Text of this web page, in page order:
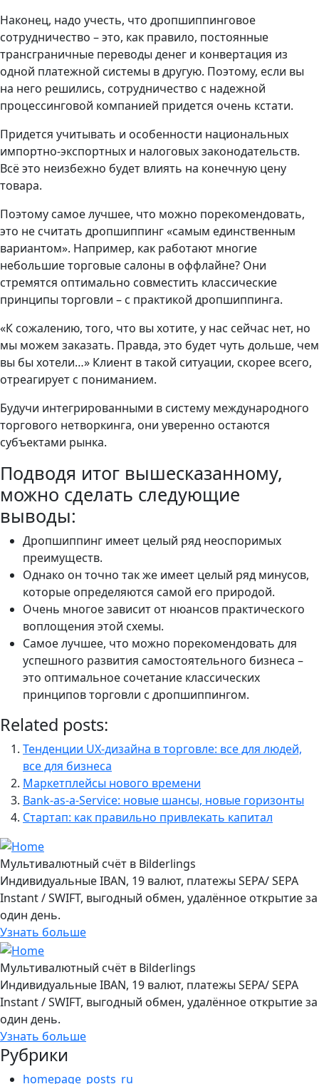
Наконец, надо учесть, что дропшиппинговое
сотрудничество – это, как правило, постоянные
трансграничные переводы денег и конвертация из
одной платежной системы в другую. Поэтому, если вы
на него решились, сотрудничество с надежной
процессинговой компанией придется очень кстати.
Придется учитывать и особенности национальных
импортно-экспортных и налоговых законодательств.
Всё это неизбежно будет влиять на конечную цену
товара.
Поэтому самое лучшее, что можно порекомендовать,
это не считать дропшиппинг «самым единственным
вариантом». Например, как работают многие
небольшие торговые салоны в оффлайне? Они
стремятся оптимально совместить классические
принципы торговли – с практикой дропшиппинга.
«К сожалению, того, что вы хотите, у нас сейчас нет, но
мы можем заказать. Правда, это будет чуть дольше, чем
вы бы хотели…» Клиент в такой ситуации, скорее всего,
отреагирует с пониманием.
Будучи интегрированными в систему международного
торгового нетворкинга, они уверенно остаются
субъектами рынка.
Подводя итог вышесказанному,
можно сделать следующие
выводы:
Дропшиппинг имеет целый ряд неоспоримых
преимуществ.
Однако он точно так же имеет целый ряд минусов,
которые определяются самой его природой.
Очень многое зависит от нюансов практического
воплощения этой схемы.
Самое лучшее, что можно порекомендовать для
успешного развития самостоятельного бизнеса –
это оптимальное сочетание классических
принципов торговли с дропшиппингом.
Related posts:
Тенденции UX-дизайна в торговле: все для людей,
все для бизнеса
Маркетплейсы нового времени
Bank-as-a-Service: новые шансы, новые горизонты
Стартап: как правильно привлекать капитал
Мультивалютный счёт в Bilderlings
Индивидуальные IBAN, 19 валют, платежы SEPA/ SEPA
Instant / SWIFT, выгодный обмен, удалённое открытие за
один день.
Узнать больше
Мультивалютный счёт в Bilderlings
Индивидуальные IBAN, 19 валют, платежы SEPA/ SEPA
Instant / SWIFT, выгодный обмен, удалённое открытие за
один день.
Узнать больше
Рубрики
homepage_posts_ru